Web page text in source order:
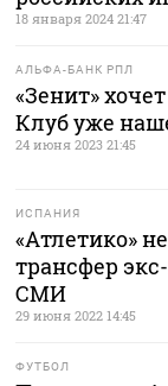
18 января 2024 21:47
АЛЬФА-БАНК РПЛ
«Зенит»
Клуб уже
24 июня 2023 21:45
ИСПАНИЯ
«Атлетико»
трансфер
СМИ
29 июня 2022 14:45
ФУТБОЛ